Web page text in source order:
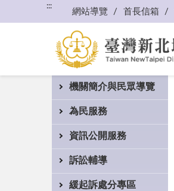
:::
網站導覽 首長信箱
機關簡介與民眾導覽
為民服務
資訊公開服務
訴訟輔導
緩起訴處分專區